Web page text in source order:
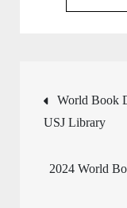
Post
World Book
USJ Library
2024 World